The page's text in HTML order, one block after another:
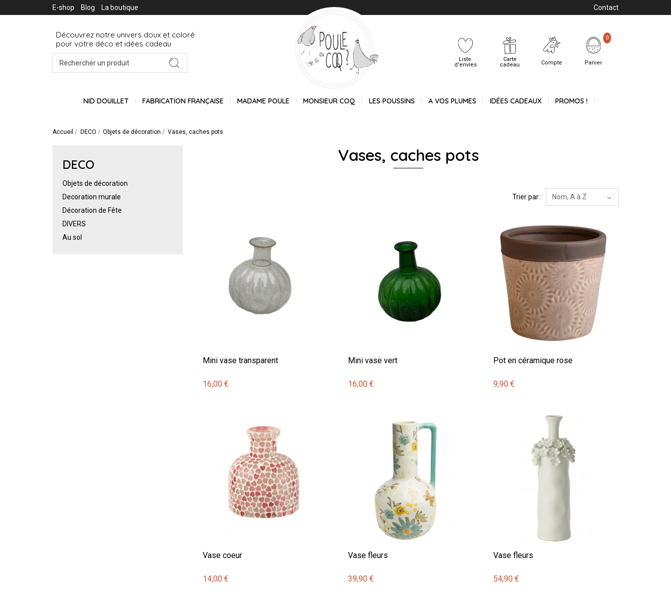
E-shop Blog La boutique Contact
Découvrez notre univers doux et coloré
pour votre déco et idées cadeau
Liste
d'envies
Carte
cadeau
Compte Panier
0
NID DOUILLET FABRICATION FRANÇAISE MADAME POULE MONSIEUR COQ LES POUSSINS A VOS PLUMES IDÉES CADEAUX PROMOS !
Accueil DECO Objets de décoration Vases, caches pots
DECO
Objets de décoration
Decoration murale
Décoration de Fête
DIVERS
Au sol
Vases, caches pots
Trier par :
Mini vase transparent
16,00 €
Mini vase vert
16,00 €
Pot en céramique rose
9,90 €
Vase coeur
14,00 €
Vase fleurs
39,90 €
Vase fleurs
54,90 €